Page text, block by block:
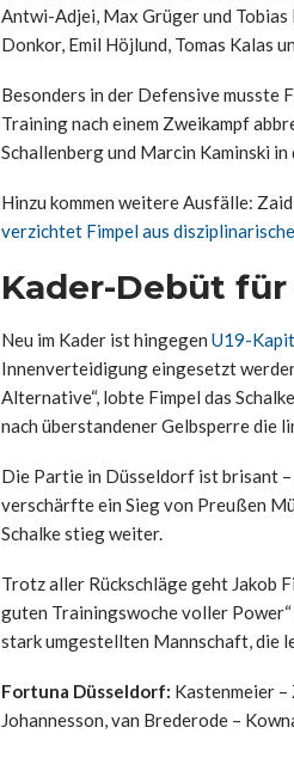
Antwi-Adjei, Max Grüger und
Donkor, Emil Höjlund, Tomas Kalas
Besonders in der Defensive musste
Training nach einem Zweikampf
Schallenberg und Marcin Kaminski
Hinzu kommen weitere Ausfälle:
verzichtet Fimpel aus
Kader-Debüt
Neu im Kader ist hingegen U19-
Innenverteidigung eingesetzt
Alternative“, lobte Fimpel das
nach überstandener Gelbsperre die
Die Partie in Düsseldorf ist brisant
verschärfte ein Sieg von Preußen
Schalke stieg weiter.
Trotz aller Rückschläge geht Jakob
guten Trainingswoche voller
stark umgestellten Mannschaft, die
Fortuna Düsseldorf: Kastenmeier –
Johannesson, van Brederode –